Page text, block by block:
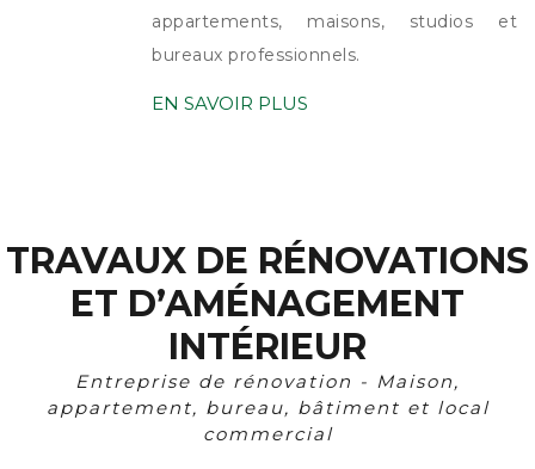
appartements, maisons, studios et
bureaux professionnels.
EN SAVOIR PLUS
TRAVAUX DE RÉNOVATIONS
ET D’AMÉNAGEMENT
INTÉRIEUR
Entreprise de rénovation - Maison,
appartement, bureau, bâtiment et local
commercial